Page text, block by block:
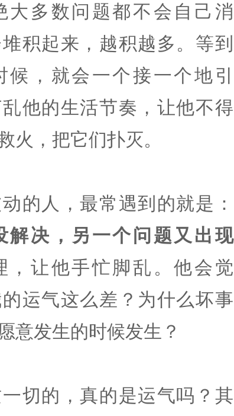
大多数问题都不会自己消
积起来，越积越多。等到
，就会一个接一个地引
他的生活节奏，让他不得
火，把它们扑灭。
的人，最常遇到的就是：
解决，另一个问题又出现
，让他手忙脚乱。他会觉
运气这么差？为什么坏事
意发生的时候发生？
切的，真的是运气吗？其